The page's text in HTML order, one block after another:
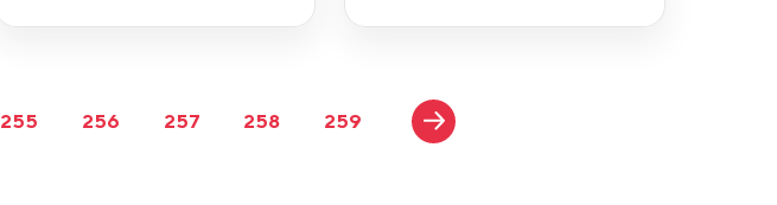
255 256 257 258 259